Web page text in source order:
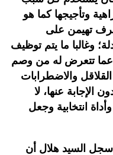
وتأجيجها كما هو
تهيمن على
وغالبا ما يتم توظيف
عما تتعرض له من وصم
والاضطرابات
الإجابة عنها، لا
انتخابية وجعل
سجل السيد هلال أن